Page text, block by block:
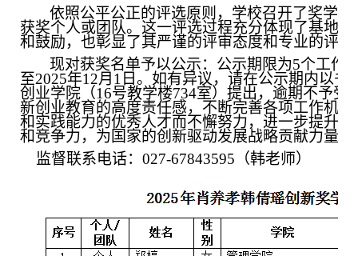
依照公平公正的评选原则，学校召开了奖学
获奖个人或团队。这一评选过程充分体现了基地
和鼓励，也彰显了其严谨的评审态度和专业的评审
现对获奖名单予以公示：公示期限为5个工作
至2025年12月1日。如有异议，请在公示期内以书
创业学院（16号教学楼734室）提出，逾期不予受
新创业教育的高度责任感，不断完善各项工作机
和实践能力的优秀人才而不懈努力，进一步提升
和竞争力，为国家的创新驱动发展战略贡献力量。
监督联系电话： 027-67843595（韩老师）